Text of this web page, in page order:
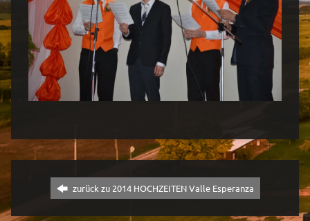
zurück zu 2014 HOCHZEITEN Valle Esperanza